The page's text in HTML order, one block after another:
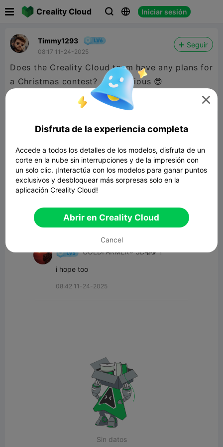
Creality Cloud   Iniciar sesión
Timmy1293
08:17 11-24-2025
Seguir
Does the Creality Cloud team have any plans for
a Christmas contest? Just curious 😎
6 
Comentar
GOLDFARMER® 3D🥀🖌️?
i hope too
08:42 11-24-2025
Sin datos

Disfruta de la experiencia completa
Accede a todos los detalles de los modelos, disfruta de un
corte en la nube sin interrupciones y de la impresión con
un solo clic. ¡Interactúa con los modelos para ganar puntos
exclusivos y desbloquear más sorpresas solo en la
aplicación Creality Cloud!
Abrir en Creality Cloud
Cancel